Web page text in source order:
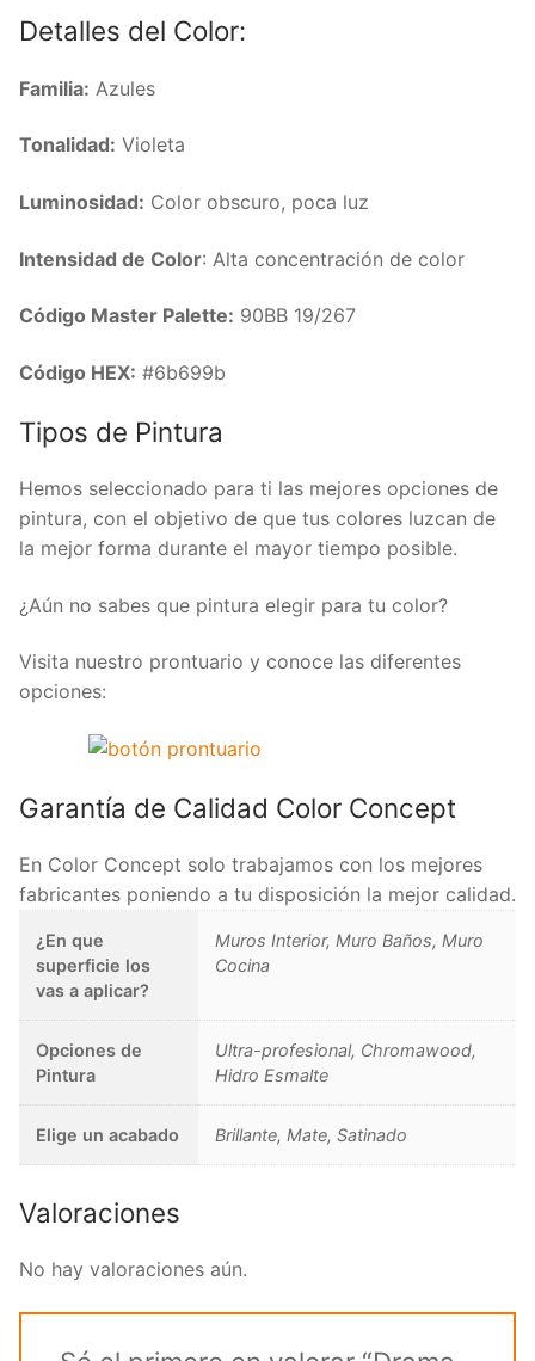
Detalles del Color:
Familia: Azules
Tonalidad: Violeta
Luminosidad: Color obscuro, poca luz
Intensidad de Color: Alta concentración de color
Código Master Palette: 90BB 19/267
Código HEX: #6b699b
Tipos de Pintura
Hemos seleccionado para ti las mejores opciones de
pintura, con el objetivo de que tus colores luzcan de
la mejor forma durante el mayor tiempo posible.
¿Aún no sabes que pintura elegir para tu color?
Visita nuestro prontuario y conoce las diferentes
opciones:
Garantía de Calidad Color Concept
En Color Concept solo trabajamos con los mejores
fabricantes poniendo a tu disposición la mejor calidad.
¿En que
superficie los
vas a aplicar?
Muros Interior, Muro Baños, Muro
Cocina
Opciones de
Pintura
Ultra-profesional, Chromawood,
Hidro Esmalte
Elige un acabado Brillante, Mate, Satinado
Valoraciones
No hay valoraciones aún.